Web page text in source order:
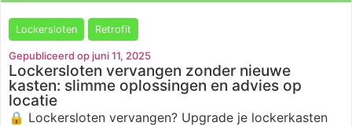
Lockersloten Retrofit
Gepubliceerd op juni 11, 2025
Lockersloten vervangen zonder nieuwe
kasten: slimme oplossingen en advies op
locatie
🔒 Lockersloten vervangen? Upgrade je lockerkasten